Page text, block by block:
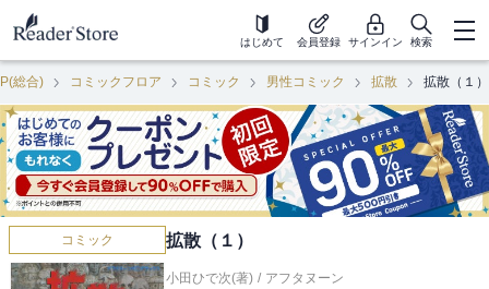
はじめて 会員登録 サインイン 検索
総合) コミックフロア コミック 男性コミック 拡散 拡散（１）
コミック 拡散（１）
小田ひで次(著) / アフタヌーン